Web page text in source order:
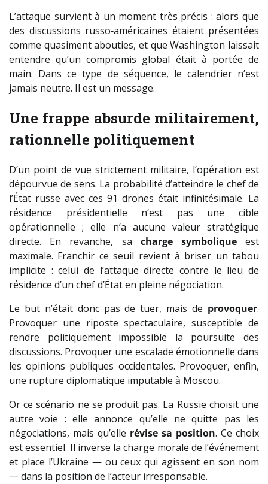
L’attaque survient à un moment très précis : alors que
des discussions russo‑américaines étaient présentées
comme quasiment abouties, et que Washington laissait
entendre qu’un compromis global était à portée de
main. Dans ce type de séquence, le calendrier n’est
jamais neutre. Il est un message.
Une frappe absurde militairement,
rationnelle politiquement
D’un point de vue strictement militaire, l’opération est
dépourvue de sens. La probabilité d’atteindre le chef de
l’État russe avec ces 91 drones était infinitésimale. La
résidence présidentielle n’est pas une cible
opérationnelle ; elle n’a aucune valeur stratégique
directe. En revanche, sa charge symboliqueest
maximale. Franchir ce seuil revient à briser un tabou
implicite : celui de l’attaque directe contre le lieu de
résidence d’un chef d’État en pleine négociation.
Le but n’était donc pas de tuer, mais de provoquer.
Provoquer une riposte spectaculaire, susceptible de
rendre politiquement impossible la poursuite des
discussions. Provoquer une escalade émotionnelle dans
les opinions publiques occidentales. Provoquer, enfin,
une rupture diplomatique imputable à Moscou.
Or ce scénario ne se produit pas. La Russie choisit une
autre voie : elle annonce qu’elle ne quitte pas les
négociations, mais qu’elle révise sa position. Ce choix
est essentiel. Il inverse la charge morale de l’événement
et place l’Ukraine — ou ceux qui agissent en son nom
— dans la position de l’acteur irresponsable.